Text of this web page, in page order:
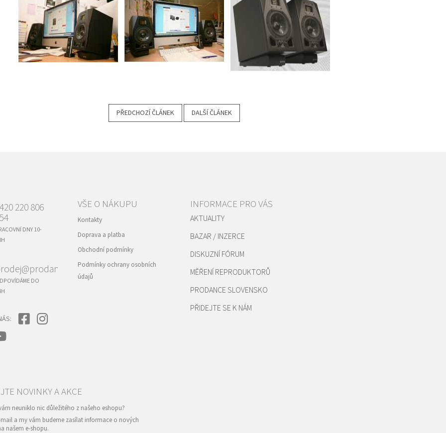
PŘEDCHOZÍ ČLÁNEK DALŠÍ ČLÁNEK
220 806
DNY 10-
DO
VŠE O NÁKUPU
Kontakty
Doprava a platba
Obchodní podmínky
Podmínky ochrany osobních
údajů
INFORMACE PRO VÁS
AKTUALITY
BAZAR / INZERCE
DISKUZNÍ FÓRUM
MĚŘENÍ REPRODUKTORŮ
PRODANCE SLOVENSKO
PŘIDEJTE SE K NÁM
a my vám budeme zasílat informace o nových
našem e-shopu.